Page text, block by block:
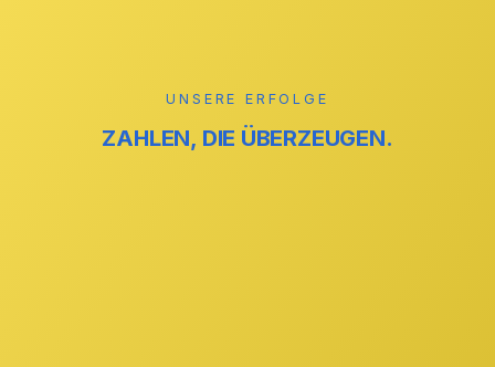
UNSERE ERFOLGE
ZAHLEN, DIE ÜBERZEUGEN.